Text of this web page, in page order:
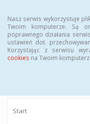
Nasz serwis wykorzystuje
Twoim komputerze. Są
poprawnego działania
ustawień dot.
Korzystając z serwisu
cookies na Twoim
BIULETYN
Start